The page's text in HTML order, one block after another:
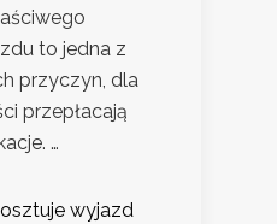
to jedna z
przyczyn, dla
przepłacają
…
wyjazd